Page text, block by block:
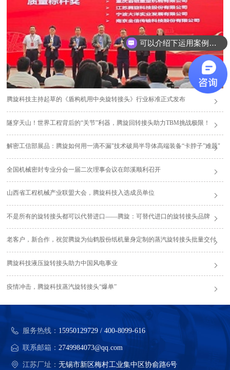
腾旋科技主持起草的《盾构机用中央旋转接头》行业标准正式发布
隧穿天山！世界工程背后的“关节”利器，腾旋回转接头助力TBM挑战极限！
解密工信部展品：腾旋如何用一滴不漏"技术破局半导体高端装备“卡脖子”难题"
全国机械密封专业分会一届二次理事会议在郎溪顺利召开
山西省工程机械产业联盟大会，腾旋科技入选成员单位
不是所有的旋转接头都可以代替进口——腾旋：可替代进口的旋转接头品牌
老客户，新合作，祝贺腾旋为仙鹤股份纸机量身定制的蒸汽旋转接头批量交付
腾旋科技液压旋转接头助力中国风电事业
疫情冲击，腾旋科技蒸汽旋转接头“爆单”
服务热线： 15950129729 / 400-8099-616
联系邮箱： 2749984073@qq.com
江苏厂址：无锡市新区梅村工业集中区协俞路6号
可以介绍下运用案例么？